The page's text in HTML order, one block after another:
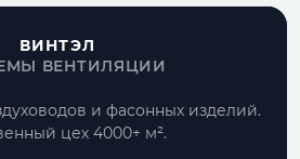
ВИНТЭЛ
ВЕНТИЛЯЦИИ
и фасонных изделий.
цех 4000+ м².